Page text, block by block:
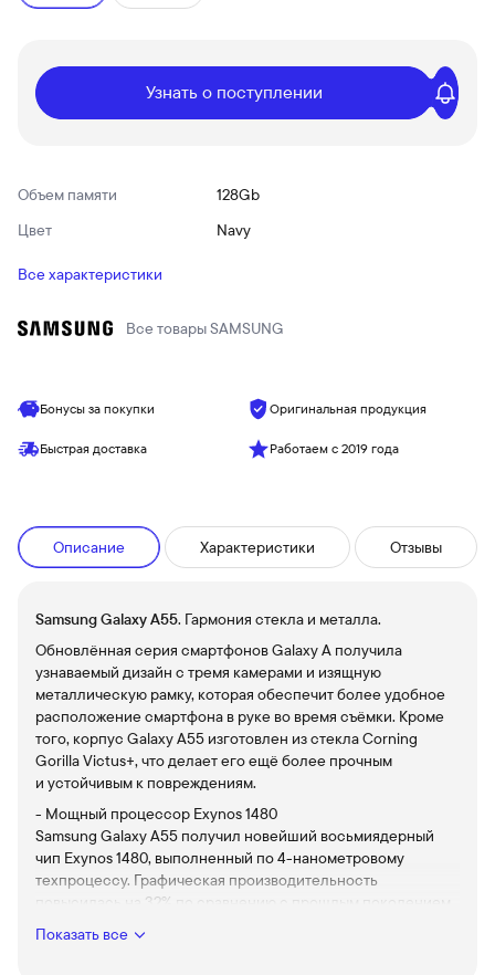
Узнать о поступлении
Объем памяти
128Gb
Цвет
Navy
Все характеристики
Все товарыSAMSUNG
Бонусы за покупки Оригинальная продукция
Быстрая доставка Работаем с 2019 года
Описание Характеристики Отзывы
Samsung Galaxy A55. Гармония стекла и металла.
Обновлённая серия смартфонов Galaxy A получила
узнаваемый дизайн с тремя камерами и изящную
металлическую рамку, которая обеспечит более удобное
расположение смартфона в руке во время съёмки. Кроме
того, корпус Galaxy A55 изготовлен из стекла Corning
Gorilla Victus+, что делает его ещё более прочным
и устойчивым к повреждениям.
- Мощный процессор Exynos 1480
Samsung Galaxy A55 получил новейший восьмиядерный
чип Exynos 1480, выполненный по 4-нанометровому
техпроцессу. Графическая производительность
повысилась на 32% по сравнению с прошлым поколением,
что делает Galaxy A55 по-настоящему мощным игровым
девайсом.
Показать все